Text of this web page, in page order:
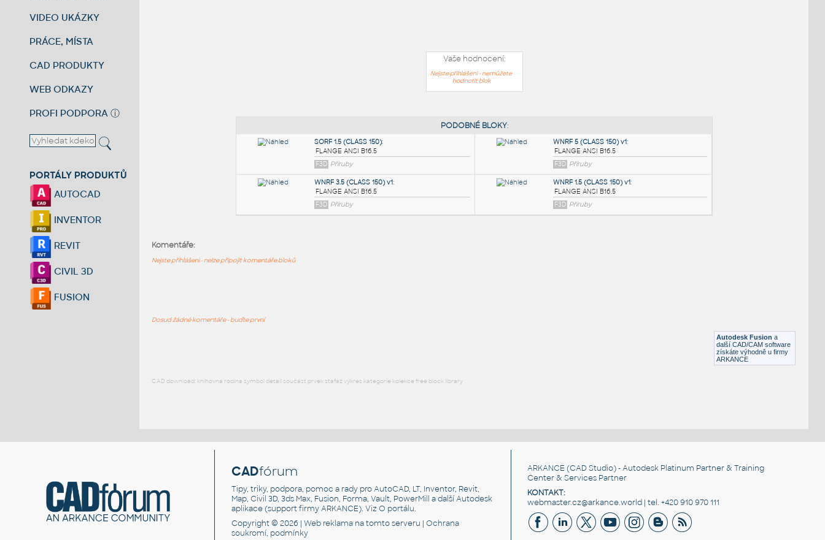
VIDEO UKÁZKY
PRÁCE, MÍSTA
CAD PRODUKTY
WEB ODKAZY
PROFI PODPORA ⓘ
PORTÁLY PRODUKTŮ
AUTOCAD
INVENTOR
REVIT
CIVIL 3D
FUSION
Vaše hodnocení:
Nejste přihlášeni - nemůžete
hodnotit blok
Autodesk Fusion a
další CAD/CAM software
získáte výhodně u firmy
ARKANCE
Komentáře:
Nejste přihlášeni - nelze připojit komentáře bloků
Dosud žádné komentáře - buďte první
CAD download: knihovna rodina symbol detail součást prvek stafáž výkres kategorie kolekce free block library
CADfórum
Tipy, triky, podpora, pomoc a rady pro AutoCAD, LT, Inventor, Revit,
Map, Civil 3D, 3ds Max, Fusion, Forma, Vault, PowerMill a další Autodesk
aplikace (support firmy ARKANCE). VizO portálu.
Copyright © 2026 |Web reklama na tomto serveru |Ochrana
soukromí, podmínky
ARKANCE (CAD Studio) - Autodesk Platinum Partner & Training
Center & Services Partner
KONTAKT:
webmaster.cz@arkance.world | tel. +420 910 970 111